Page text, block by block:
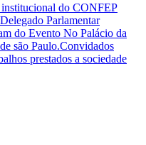
do CONFEP
Parlamentar
do Evento No Palácio da
são Paulo.Convidados
prestados a sociedade